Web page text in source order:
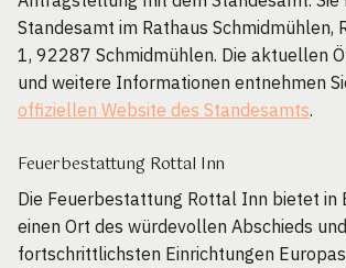
Standesamt im Rathaus Schmidmühlen,
1, 92287 Schmidmühlen. Die aktuellen
und weitere Informationen entnehmen
offiziellen Website des Standesamts.
Feuerbestattung Rottal Inn
Die Feuerbestattung Rottal Inn bietet in
einen Ort des würdevollen Abschieds
fortschrittlichsten Einrichtungen